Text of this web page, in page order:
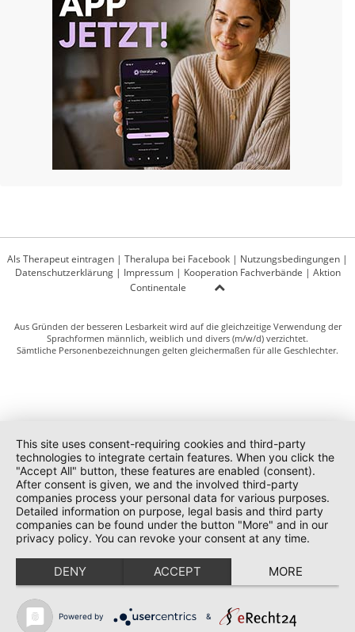
Als Therapeut eintragen | Theralupa bei Facebook | Nutzungsbedingungen |
Datenschutzerklärung| Impressum| Kooperation Fachverbände | Aktion
Continentale
Aus Gründen der besseren Lesbarkeit wird auf die gleichzeitige Verwendung der
Sprachformen männlich, weiblich und divers (m/w/d) verzichtet.
Sämtliche Personenbezeichnungen gelten gleichermaßen für alle Geschlechter.
This site uses consent-requiring cookies and third-party
technologies to integrate certain features. When you click the
"Accept All" button, these features are enabled (consent).
After consent is given, we and the involved third-party
companies process your personal data for various purposes.
Detailed information on purpose, legal basis and third party
companies can be found under the button "More" and in our
privacy policy. You can revoke your consent at any time.
DENY ACCEPT MORE
Powered by &